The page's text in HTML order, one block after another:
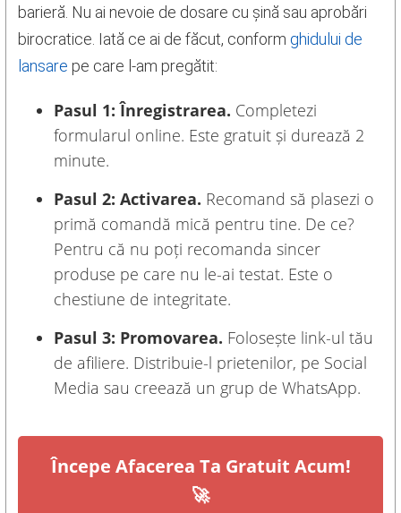
barieră. Nu ai nevoie de dosare cu șină sau aprobări
birocratice. Iată ce ai de făcut, conform ghidului de
lansare pe care l-am pregătit:
Pasul 1: Înregistrarea. Completezi
formularul online. Este gratuit și durează 2
minute.
Pasul 2: Activarea. Recomand să plasezi o
primă comandă mică pentru tine. De ce?
Pentru că nu poți recomanda sincer
produse pe care nu le-ai testat. Este o
chestiune de integritate.
Pasul 3: Promovarea. Folosește link-ul tău
de afiliere. Distribuie-l prietenilor, pe Social
Media sau creează un grup de WhatsApp.
Începe Afacerea Ta Gratuit Acum!
🚀